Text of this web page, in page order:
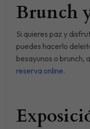
Brunch
Si quieres paz y
puedes hacerlo
besayunos o brunch,
reserva online.